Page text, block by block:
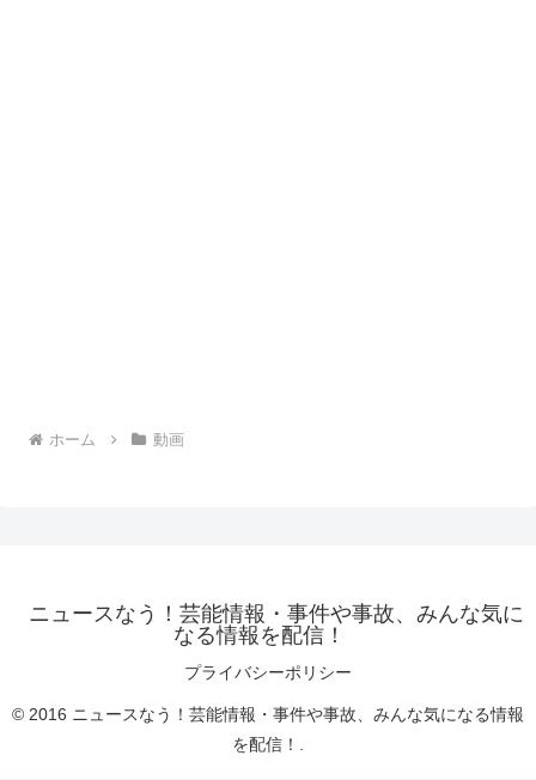
ホーム 動画
ニュースなう！芸能情報・事件や事故、みんな気に
なる情報を配信！
プライバシーポリシー
© 2016 ニュースなう！芸能情報・事件や事故、みんな気になる情報
を配信！.